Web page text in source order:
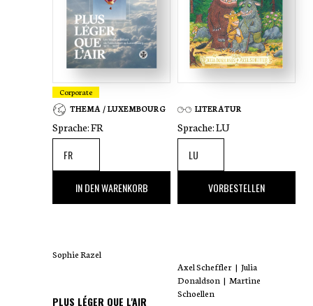
Corporate
THEMA / LUXEMBOURG
Sprache:FR
,00 €
IN DEN WARENKORB
Sophie Razel
PLUS LÉGER QUE L'AIR
LITERATUR
Sprache:LU
,00 €VORBESTELLEN
Axel Scheffler | Julia
Donaldson | Martine
Schoellen